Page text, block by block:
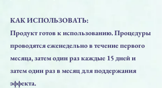
КАК ИСПОЛЬЗОВАТЬ:
Продукт готов к использованию. Процедуры
проводятся еженедельно в течение первого
месяца, затем один раз каждые 15 дней и
затем один раз в месяц для поддержания
эффекта.